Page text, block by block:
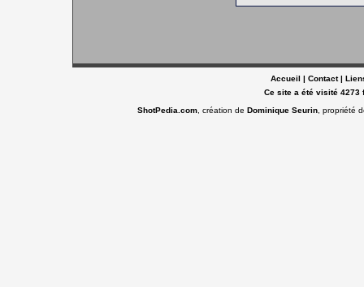
Accueil | Contact|
Ce site a été visité 4273
ShotPedia.com , création deDominique Seurin , propriété